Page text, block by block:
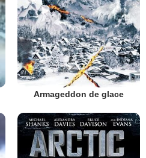
Armageddon de glace